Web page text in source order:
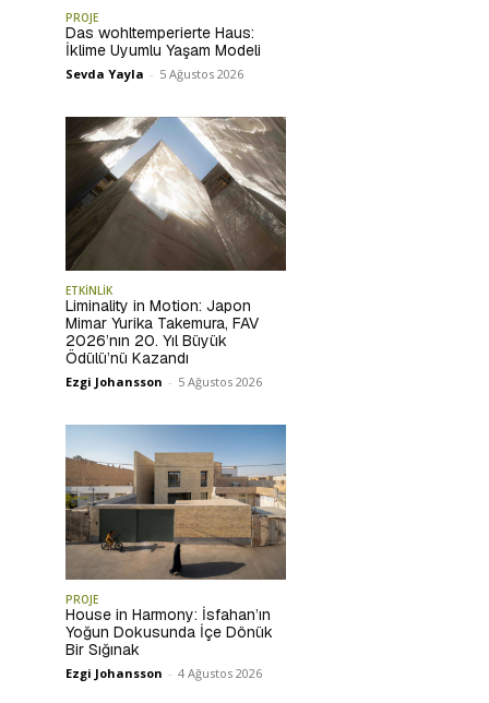
PROJE
Das wohltemperierte Haus:
İklime Uyumlu Yaşam Modeli
Sevda Yayla - 5 Ağustos 2026
ETKİNLİK
Liminality in Motion: Japon
Mimar Yurika Takemura, FAV
2026’nın 20. Yıl Büyük
Ödülü’nü Kazandı
Ezgi Johansson - 5 Ağustos 2026
PROJE
House in Harmony: İsfahan’ın
Yoğun Dokusunda İçe Dönük
Bir Sığınak
Ezgi Johansson - 4 Ağustos 2026